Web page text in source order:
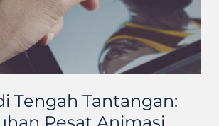
Tengah Tantangan: